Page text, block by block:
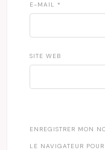
E-MAIL *
SITE WEB
ENREGISTRER MON
LE NAVIGATEUR